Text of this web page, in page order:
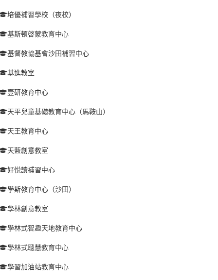
培優補習學校（夜校）
基斯頓啓蒙教育中心
基督教協基會沙田補習中心
基進教室
壹研教育中心
天平兒童基礎教育中心（馬鞍山）
天王教育中心
天藍創意教室
好悦讀補習中心
學斯教育中心（沙田）
學林創意教室
學林式智趣天地教育中心
學林式聰慧教育中心
學習加油站教育中心